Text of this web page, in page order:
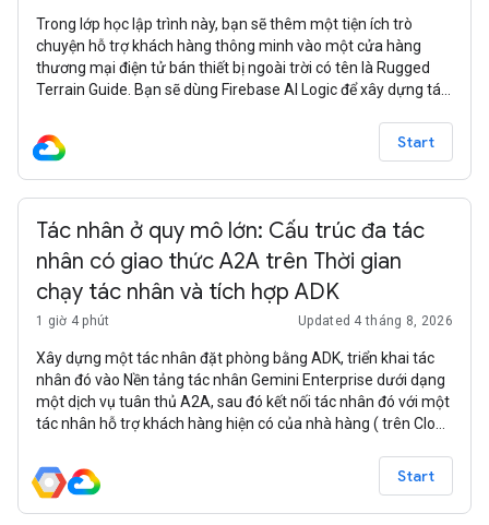
Trong lớp học lập trình này, bạn sẽ thêm một tiện ích trò
chuyện hỗ trợ khách hàng thông minh vào một cửa hàng
thương mại điện tử bán thiết bị ngoài trời có tên là Rugged
Terrain Guide. Bạn sẽ dùng Firebase AI Logic để xây dựng tác
Start
Tác nhân ở quy mô lớn: Cấu trúc đa tác
nhân có giao thức A2A trên Thời gian
chạy tác nhân và tích hợp ADK
1 giờ 4 phút Updated 4 tháng 8, 2026
Xây dựng một tác nhân đặt phòng bằng ADK, triển khai tác
nhân đó vào Nền tảng tác nhân Gemini Enterprise dưới dạng
một dịch vụ tuân thủ A2A, sau đó kết nối tác nhân đó với một
tác nhân hỗ trợ khách hàng hiện có của nhà hàng ( trên Cloud
đa tác nhân, trong đó việc tìm kiếm trình đơn và đặt phòng
được xử lý bởi các tác nhân riêng biệt, được triển khai độc lập.
Start